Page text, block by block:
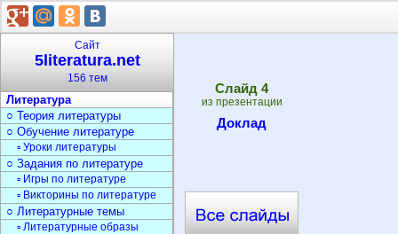
Cлайд 4
из презентации
Доклад
Сайт
5literatura.net
156 тем
Литература
○ Теория литературы
○ Обучение литературе
▫ Уроки литературы
○ Задания по литературе
▫ Игры по литературе
▫ Викторины по литературе
○ Литературные темы
▫ Литературные образы